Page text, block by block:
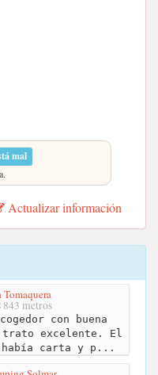
mal
Actualizar información
Tomaquera
843 metros
con buena
trato excelente. El
carta y p...